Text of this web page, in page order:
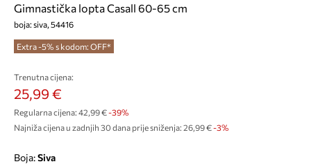
Gimnastička lopta Casall 60-65 cm
boja: siva, 54416
Extra -5% s kodom: OFF*
Trenutna cijena:
25,99 €
Regularna cijena: 42,99 €-39%
Najniža cijena u zadnjih 30 dana prije sniženja: 26,99 € -3%
Boja: siva